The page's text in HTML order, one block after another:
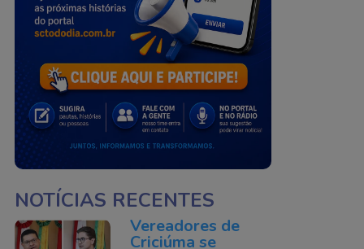
NOTÍCIAS RECENTES
Vereadores de
Criciúma se